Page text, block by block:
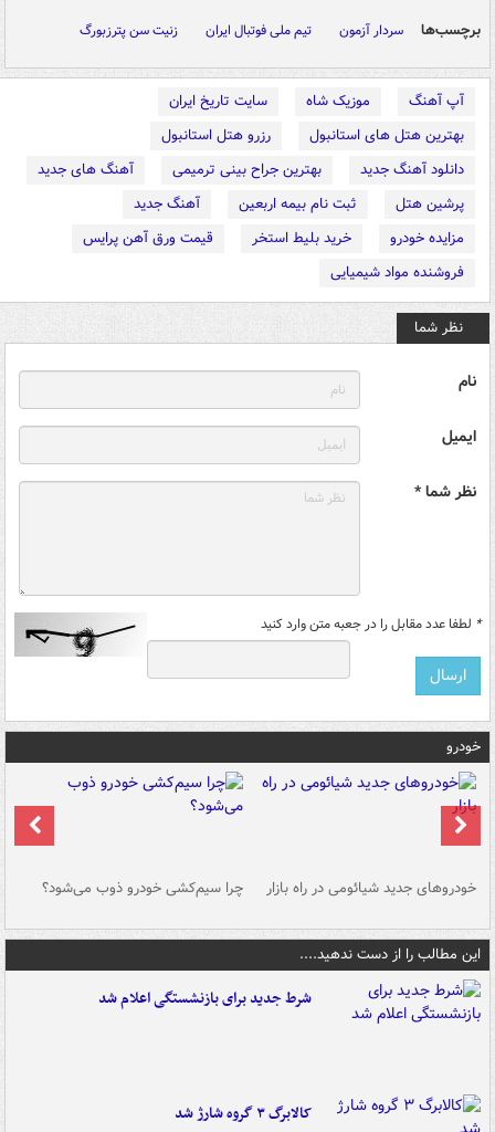
برچسب‌ها سردار آزمون تیم ملی فوتبال ایران زنیت سن پترزبورگ
آپ آهنگ موزیک شاه
سایت تاریخ ایران
بهترین هتل های استانبول
رزرو هتل استانبول
دانلود آهنگ جدید
بهترین جراح بینی ترمیمی
آهنگ های جدید
پرشین هتل
ثبت نام بیمه اربعین
آهنگ جدید
مزایده خودرو
خرید بلیط استخر
قیمت ورق آهن پرایس
فروشنده مواد شیمیایی
نظر شما
نام
ایمیل
نظر شما *
* لطفا عدد مقابل را در جعبه متن وارد کنید
خودرو
خودروهای جدید شیائومی در راه بازار چرا سیم‌کشی خودرو ذوب می‌شود؟
این مطالب را از دست ندهید....
شرط جدید برای بازنشستگی اعلام شد
کالابرگ ۳ گروه شارژ شد